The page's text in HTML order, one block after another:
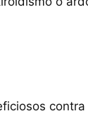
contra